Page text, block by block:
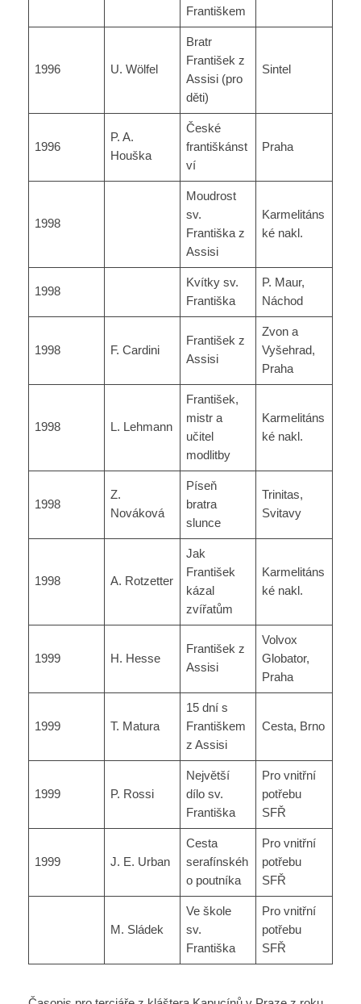
Františkem
1996 U. Wölfel
Bratr
František z
Assisi (pro
děti)
Sintel
1996
P. A.
Houška
České
františkánst
ví
Praha
1998
Moudrost
sv.
Františka z
Assisi
Karmelitáns
ké nakl.
1998
Kvítky sv.
Františka
P. Maur,
Náchod
1998 F. Cardini
František z
Assisi
Zvon a
Vyšehrad,
Praha
1998 L. Lehmann
František,
mistr a
učitel
modlitby
Karmelitáns
ké nakl.
1998
Z.
Nováková
Píseň
bratra
slunce
Trinitas,
Svitavy
1998 A. Rotzetter
Jak
František
kázal
zvířatům
Karmelitáns
ké nakl.
1999 H. Hesse
František z
Assisi
Volvox
Globator,
Praha
1999 T. Matura
15 dní s
Františkem
z Assisi
Cesta, Brno
1999 P. Rossi
Největší
dílo sv.
Františka
Pro vnitřní
potřebu
SFŘ
1999 J. E. Urban
Cesta
serafínskéh
o poutníka
Pro vnitřní
potřebu
SFŘ
M. Sládek
Ve škole
sv.
Františka
Pro vnitřní
potřebu
SFŘ